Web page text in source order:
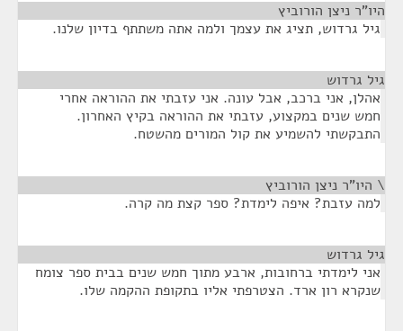
היו"ר ניצן הורוביץ
גיל גרדוש, תציג את עצמך ולמה אתה משתתף בדיון שלנו.
גיל גרדוש
אהלן, אני ברכב, אבל עונה. אני עזבתי את ההוראה אחרי
חמש שנים במקצוע, עזבתי את ההוראה בקיץ האחרון.
התבקשתי להשמיע את קול המורים מהשטח.
\ היו"ר ניצן הורוביץ
למה עזבת? איפה לימדת? ספר קצת מה קרה.
גיל גרדוש
אני לימדתי ברחובות, ארבע מתוך חמש שנים בבית ספר צומח
שנקרא רון ארד. הצטרפתי אליו בתקופת ההקמה שלו.